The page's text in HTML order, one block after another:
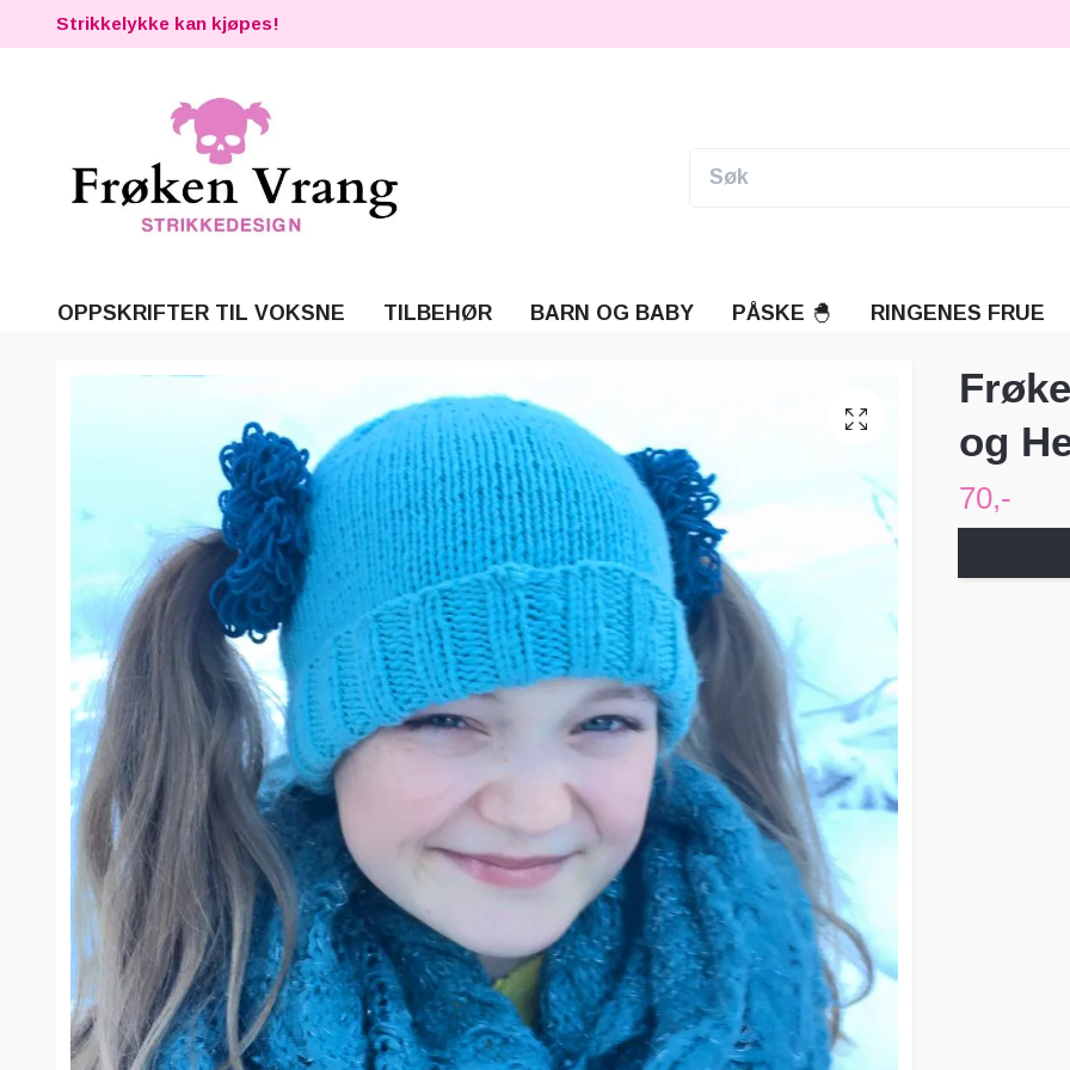
Strikkelykke kan kjøpes!
OPPSKRIFTER TIL VOKSNE TILBEHØR BARN OG BABY PÅSKE 🐣 RINGENES FRUE
og
70,-